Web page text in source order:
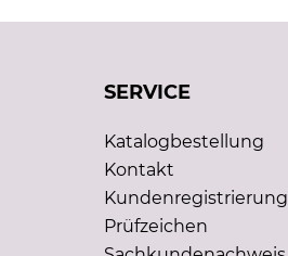
SERVICE
Katalogbestellung
Kontakt
Kundenregistrierung
Prüfzeichen